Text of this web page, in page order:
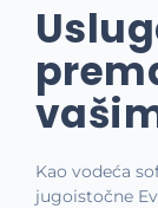
Kao vodeća
jugoistočne